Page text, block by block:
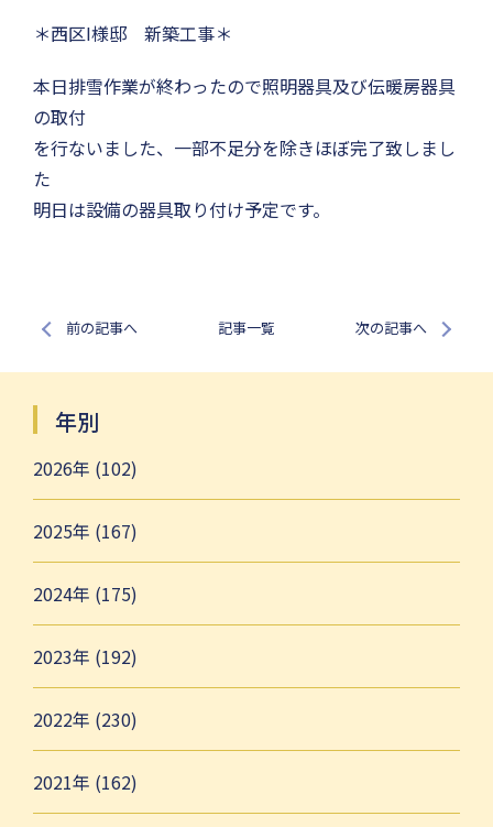
＊西区I様邸 新築工事＊
本日排雪作業が終わったので照明器具及び伝暖房器具
の取付
を行ないました、一部不足分を除きほぼ完了致しまし
た
明日は設備の器具取り付け予定です。
前の記事へ 記事一覧 次の記事へ
年別
2026年 (102)
2025年 (167)
2024年 (175)
2023年 (192)
2022年 (230)
2021年 (162)